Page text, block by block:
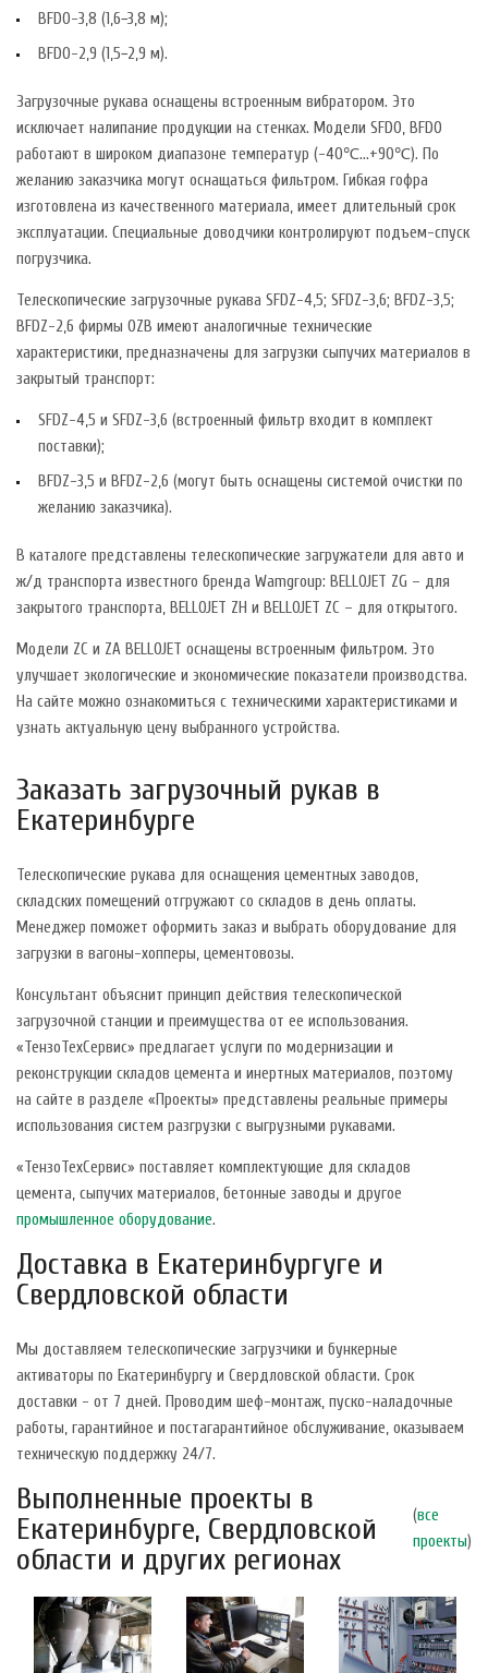
BFDO-3,8 (1,6−3,8 м);
BFDO-2,9 (1,5−2,9 м).
Загрузочные рукава оснащены встроенным вибратором. Это
исключает налипание продукции на стенках. Модели SFDO, BFDO
работают в широком диапазоне температур (-40℃…+90℃). По
желанию заказчика могут оснащаться фильтром. Гибкая гофра
изготовлена из качественного материала, имеет длительный срок
эксплуатации. Специальные доводчики контролируют подъем-спуск
погрузчика.
Телескопические загрузочные рукава SFDZ-4,5; SFDZ-3,6; BFDZ-3,5;
BFDZ-2,6 фирмы OZB имеют аналогичные технические
характеристики, предназначены для загрузки сыпучих материалов в
закрытый транспорт:
SFDZ-4,5 и SFDZ-3,6 (встроенный фильтр входит в комплект
поставки);
BFDZ-3,5 и BFDZ-2,6 (могут быть оснащены системой очистки по
желанию заказчика).
В каталоге представлены телескопические загружатели для авто и
ж/д транспорта известного бренда Wamgroup: BELLOJET ZG – для
закрытого транспорта, BELLOJET ZH и BELLOJET ZC – для открытого.
Модели ZC и ZA BELLOJET оснащены встроенным фильтром. Это
улучшает экологические и экономические показатели производства.
На сайте можно ознакомиться с техническими характеристиками и
узнать актуальную цену выбранного устройства.
Заказать загрузочный рукав в
Екатеринбурге
Телескопические рукава для оснащения цементных заводов,
складских помещений отгружают со складов в день оплаты.
Менеджер поможет оформить заказ и выбрать оборудование для
загрузки в вагоны-хопперы, цементовозы.
Консультант объяснит принцип действия телескопической
загрузочной станции и преимущества от ее использования.
«ТензоТехСервис» предлагает услуги по модернизации и
реконструкции складов цемента и инертных материалов, поэтому
на сайте в разделе «Проекты» представлены реальные примеры
использования систем разгрузки с выгрузными рукавами.
«ТензоТехСервис» поставляет комплектующие для складов
цемента, сыпучих материалов, бетонные заводы и другое
промышленное оборудование.
Доставка в Екатеринбургуге и
Свердловской области
Мы доставляем телескопические загрузчики и бункерные
активаторы по Екатеринбургу и Свердловской области. Срок
доставки - от 7 дней. Проводим шеф-монтаж, пуско-наладочные
работы, гарантийное и постагарантийное обслуживание, оказываем
техническую поддержку 24/7.
Выполненные проекты в
Екатеринбурге, Свердловской
области и других регионах
(все
проекты)